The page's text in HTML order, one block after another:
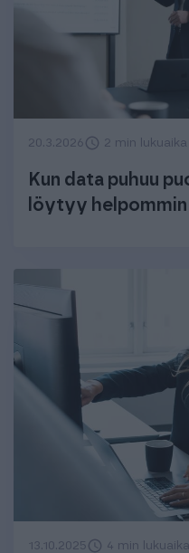
20.3.2026 2 min lukuaika
Kun data puhuu
löytyy helpommin
13.10.2025 4 min lukuaika